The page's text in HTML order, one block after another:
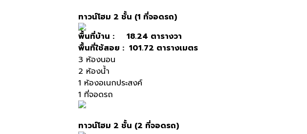
ทาวน์โฮม 2 ชั้น (1 ที่จอดรถ)
พื้นที่บ้าน : 18.24 ตารางวา
พื้นที่ใช้สอย : 101.72 ตารางเมตร
3 ห้องนอน
2 ห้องน้ำ
1 ห้องอเนกประสงค์
1 ที่จอดรถ
ทาวน์โฮม 2 ชั้น (2 ที่จอดรถ)